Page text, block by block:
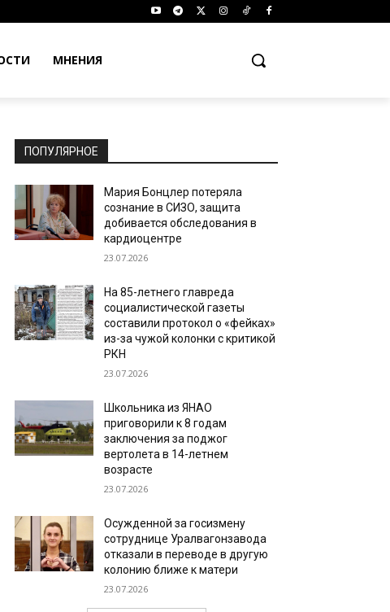
МНЕНИЯ
ПОПУЛЯРНОЕ
Мария Бонцлер потеряла
сознание в СИЗО, защита
добивается обследования в
кардиоцентре
23.07.2026
На 85-летнего главреда
социалистической газеты
составили протокол о «фейках»
из-за чужой колонки с критикой
РКН
23.07.2026
Школьника из ЯНАО
приговорили к 8 годам
заключения за поджог
вертолета в 14-летнем
возрасте
23.07.2026
Осужденной за госизмену
сотруднице Уралвагонзавода
отказали в переводе в другую
колонию ближе к матери
23.07.2026